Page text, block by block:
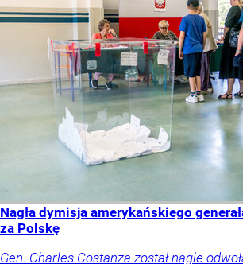
Nagła dymisja amerykańskiego
za Polskę
Gen. Charles Costanza został nagle